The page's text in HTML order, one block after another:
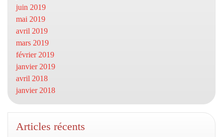
juin 2019
mai 2019
avril 2019
mars 2019
février 2019
janvier 2019
avril 2018
janvier 2018
Articles récents